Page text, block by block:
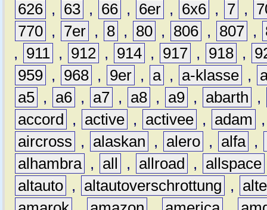
626 , 63 , 66 , 6er , 6x6 , 7 ,
770 , 7er , 8 , 80 , 806 , 807 ,
,
911 , 912 , 914 , 917 , 918 ,
959 , 968 , 9er , a , a-klasse ,
a5 , a6 , a7 , a8 , a9 , abarth
,
accord
, active , activee , adam
aircross
, alaskan , alero , alfa ,
alhambra , all , allroad , allspace
altauto , altautoverschrottung ,